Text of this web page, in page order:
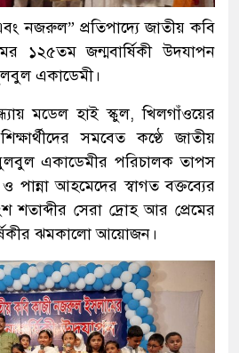
নজরুল” প্রতিপাদ্যে জাতীয় কবি
১২৫তম জন্মবার্ষিকী উদযাপন
একাডেমী।
মডেল হাই স্কুল, খিলগাঁওয়ের
সমবেত কণ্ঠে জাতীয়
একাডেমীর পরিচালক তাপস
ও পান্না আহমেদের স্বাগত বক্তব্যের
শতাব্দীর সেরা দ্রোহ আর প্রেমের
ঝমকালো আয়োজন।